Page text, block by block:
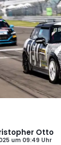
Otto
um 09:49 Uhr